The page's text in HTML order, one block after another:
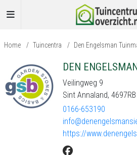
Home / Tuincentra / Den Engelsman
DEN
Veilingweg 9
Sint Annaland, 4697RB
0166-653190
https://